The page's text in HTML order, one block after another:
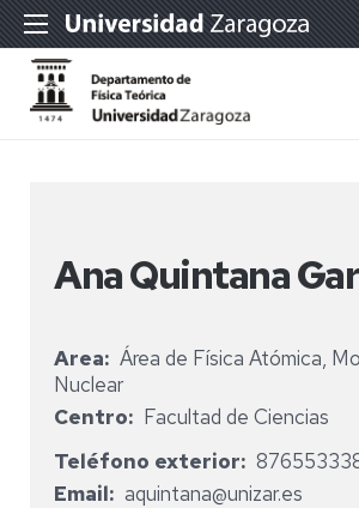
Ana Quintana
Area
Área de Física Atómica,
Nuclear
Centro
Facultad de Ciencias
Teléfono exterior
Email
aquintana@unizar.es